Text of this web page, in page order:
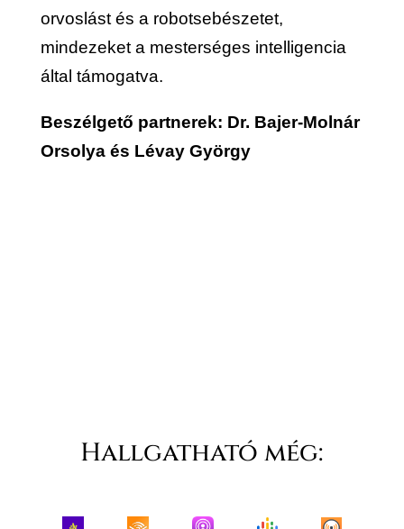
orvoslást és a robotsebészetet,
mindezeket a mesterséges intelligencia
által támogatva.
Beszélgető partnerek: Dr. Bajer-Molnár
Orsolya és Lévay György
Hallgatható még: